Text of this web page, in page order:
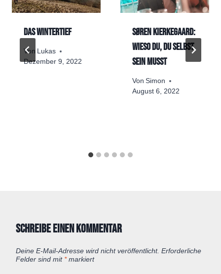
Das Wintertief
Von Lukas
Dezember 9, 2022
Søren Kierkegaard:
Wieso du, du selbst
sein musst
Von Simon
August 6, 2022
Schreibe einen Kommentar
Deine E-Mail-Adresse wird nicht veröffentlicht. Erforderliche
Felder sind mit *markiert